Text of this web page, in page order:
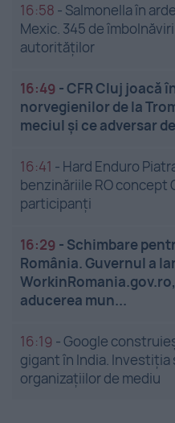
16:58 - Salmonella în
Mexic. 345 de
autorităților
16:49 -CFR Cluj joacă
norvegienilor de la
meciul și ce adversar
16:41 - Hard Enduro
benzinăriile RO concept
participanți
16:29 - Schimbare
România. Guvernul a
aducerea mun...
16:19 -Google
gigant în India.
organizațiilor de mediu